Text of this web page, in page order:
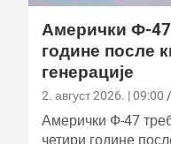
Амерички Ф-
године после
генерације
2. август 2026. | 09:00
Амерички Ф-47
четири године